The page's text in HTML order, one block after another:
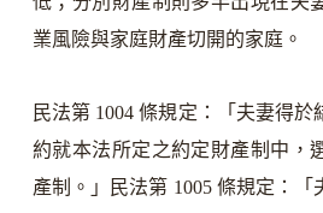
業風險與家庭財產切開的家庭。
民法第 1004 條規定：「夫妻得
約就本法所定之約定財產制中，
產制。」民法第 1005 條規定：